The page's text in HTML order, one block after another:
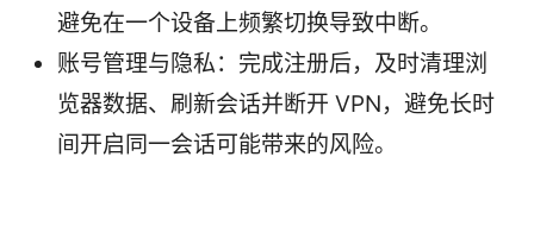
避免在一个设备上频繁切换导致中断。
账号管理与隐私：完成注册后，及时清理浏
览器数据、刷新会话并断开 VPN，避免长时
间开启同一会话可能带来的风险。